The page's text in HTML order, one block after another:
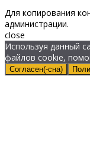
Для копирования
администрации.
close
Используя данный
файлов cookie,
Согласен(-сна)